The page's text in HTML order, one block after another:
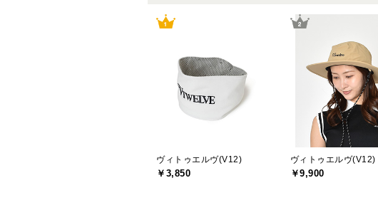
ヴィトゥエルヴ(V12)
￥3,850
ヴィトゥエルヴ(V12)
￥9,900